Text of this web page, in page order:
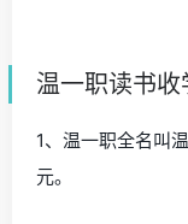
温一职读书收
1、温一职全名叫
元。